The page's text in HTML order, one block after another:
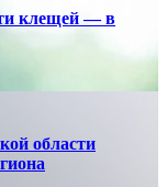
клещей — в
области